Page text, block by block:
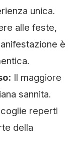
unica.
alle feste,
è
Il maggiore
sannita.
reperti
della